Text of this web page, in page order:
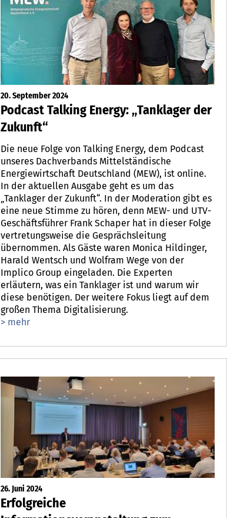
20. September 2024
Podcast Talking Energy: „Tanklager der
Zukunft“
Die neue Folge von Talking Energy, dem Podcast
unseres Dachverbands Mittelständische
Energiewirtschaft Deutschland (MEW), ist online.
In der aktuellen Ausgabe geht es um das
„Tanklager der Zukunft“. In der Moderation gibt es
eine neue Stimme zu hören, denn MEW- und UTV-
Geschäftsführer Frank Schaper hat in dieser Folge
vertretungsweise die Gesprächsleitung
übernommen. Als Gäste waren Monica Hildinger,
Harald Wentsch und Wolfram Wege von der
Implico Group eingeladen. Die Experten
erläutern, was ein Tanklager ist und warum wir
diese benötigen. Der weitere Fokus liegt auf dem
großen Thema Digitalisierung.
> mehr
26. Juni 2024
Erfolgreiche